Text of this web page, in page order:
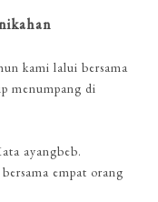
kami lalui bersama
menumpang di
ayangbeb.
empat orang